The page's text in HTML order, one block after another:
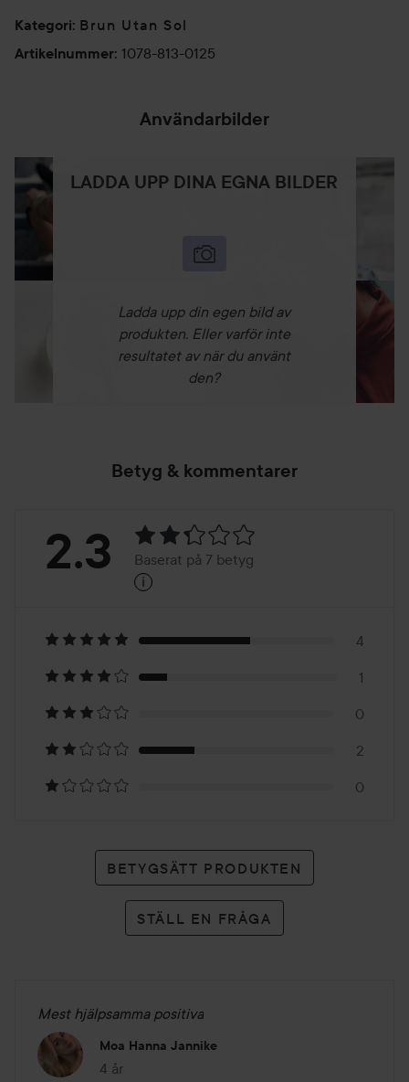
Applicera på exfolierad och återfuktad hud i cirkulära
påklädning. Kan appliceras med händerna eller med
125 ml
Kategori: Brun Utan Sol
Artikelnummer: 1078-813-0125
Användarbilder
LADDA UPP DINA EGNA BILDER
Ladda upp din egen bild av
produkten. Eller varför inte
resultatet av när du använt
den?
Betyg & kommentarer
Betyg:
Baserat
på
7
betyg
2.3 Baserat på 7 betyg
i
4
1
0
2
0
BETYGSÄTT PRODUKTEN
STÄLL EN FRÅGA
Mest hjälpsamma positiva
Moa Hanna Jannike
4 år
Inlägget skapades 4 år